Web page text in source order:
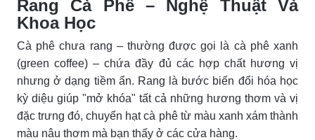
Rang Cà Phê – Nghệ Thuật Và
Khoa Học
Cà phê chưa rang – thường được gọi là cà phê xanh
(green coffee) – chứa đầy đủ các hợp chất hương vị
nhưng ở dạng tiềm ẩn. Rang là bước biến đổi hóa học
kỳ diệu giúp "mở khóa" tất cả những hương thơm và vị
đặc trưng đó, chuyển hạt cà phê từ màu xanh xám thành
màu nâu thơm mà bạn thấy ở các cửa hàng.